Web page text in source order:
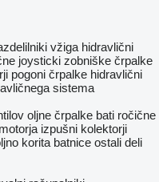
vžiga hidravlični
joysticki zobniške črpalke
pogoni črpalke hidravlični
sistema
oljne črpalke bati ročične
izpušni kolektorji
korita batnice ostali deli